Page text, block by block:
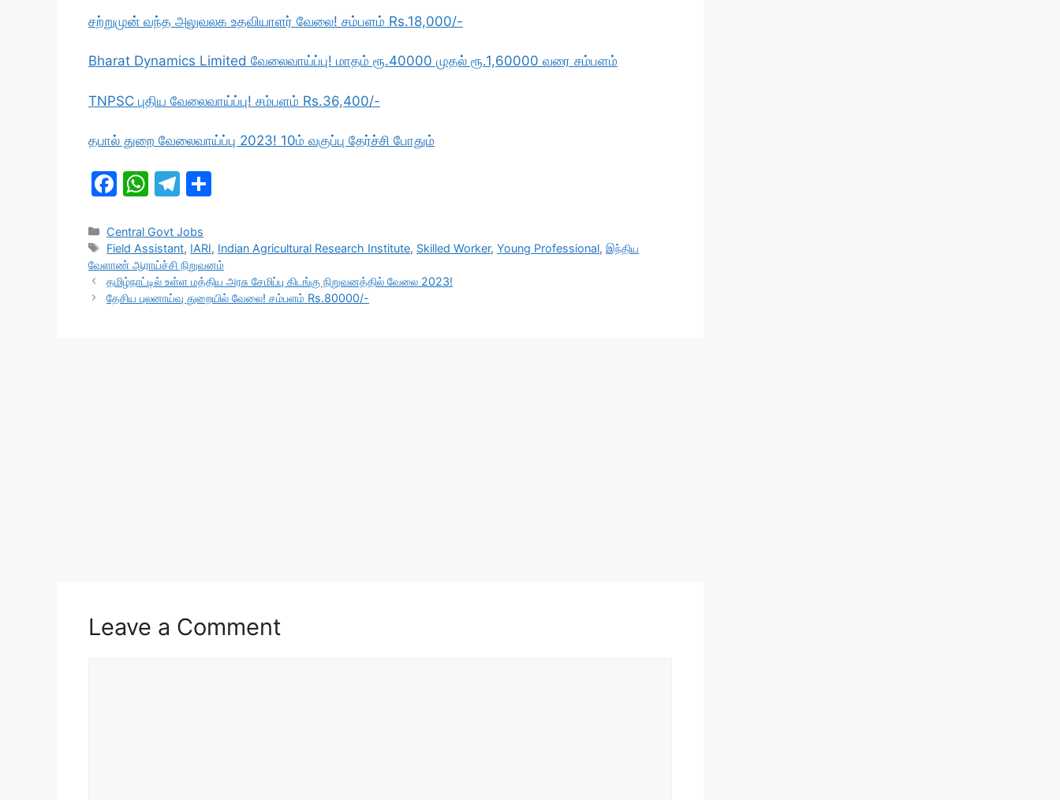
சற்றுமுன் வந்த அலுவலக உதவியாளர் வேலை! சம்பளம் Rs.18,000/-
Bharat Dynamics Limited வேலைவாய்ப்பு! மாதம் ரூ.40000 முதல் ரூ.1,60000 வரை சம்பளம்
TNPSC புதிய வேலைவாய்ப்பு! சம்பளம் Rs.36,400/-
தபால் துறை வேலைவாய்ப்பு 2023! 10ம் வகுப்பு தேர்ச்சி போதும்
F
c
e
b
o
W
at
s
A
p
T
e
gr
a
m
e
Categories
Central Govt Jobs
Tags
Field Assistant, IARI, Indian Agricultural Research Institute, Skilled Worker,Young Professional,இந்திய
வேளாண் ஆராய்ச்சி நிறுவனம்
தமிழ்நாட்டில் உள்ள மத்திய அரசு சேமிப்பு கிடங்கு நிறுவனத்தில் வேலை 2023!
தேசிய புலனாய்வு துறையில் வேலை! சம்பளம் Rs.80000/-
Leave a Comment